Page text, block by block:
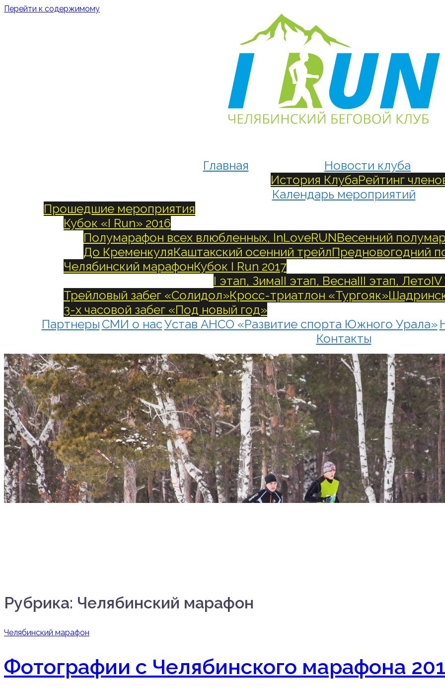
Перейти к содержимому
Главная
Новости клуба
История КлубаРейтинг
Календарь мероприятий
Прошедшие мероприятия
Кубок «I Run» 2016
Полумарафон всех влюбленных, InLoveRUNВесенний
До КременкуляКаштакский осенний трейлПредновогодний
Челябинский марафонКубок I Run 2017
I этап, ЗимаII этап, ВеснаIII этап, Лето
Трейловый забег «Солидол»Кросс-триатлон «Тургояк»
3-х часовой забег «Под новый год»
Партнеры СМИ о насУстав АНСО «Развитие спорта Южного Урала»
Контакты
Рубрика: Челябинский марафон
Челябинский марафон
Фотографии с Челябинского марафона